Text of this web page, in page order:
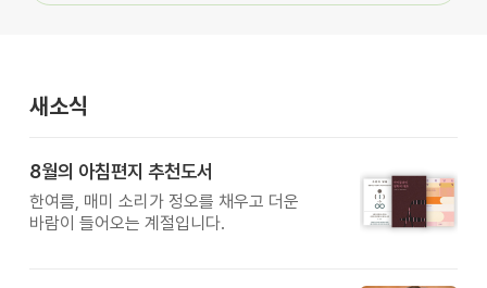
새소식
8월의 아침편지 추천도서
한여름, 매미 소리가 정오를 채우고 더운
바람이 들어오는 계절입니다.